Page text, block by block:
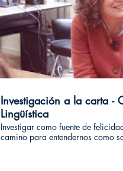
Investigación a la carta -
Lingüística
Investigar como fuente de
camino para entendernos como